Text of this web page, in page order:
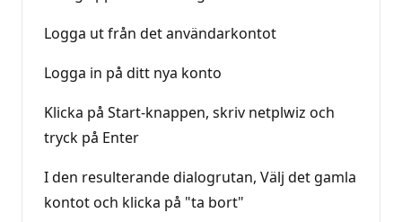
Logga ut från det användarkontot
Logga in på ditt nya konto
Klicka på Start-knappen, skriv netplwiz och
tryck på Enter
I den resulterande dialogrutan, Välj det gamla
kontot och klicka på "ta bort"